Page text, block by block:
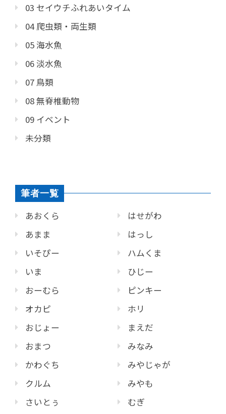
03 セイウチふれあいタイム
04 爬虫類・両生類
05 海水魚
06 淡水魚
07 鳥類
08 無脊椎動物
09 イベント
未分類
筆者一覧
あおくら
あまま
いそぴー
いま
おーむら
オカピ
おじょー
おまつ
かわぐち
クルム
さいとぅ
はせがわ
はっし
ハムくま
ひじー
ピンキー
ホリ
まえだ
みなみ
みやじゃが
みやも
むぎ